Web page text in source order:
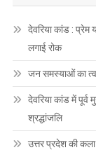
देवरिया कांड : प्रेम
लगाई रोक
जन समस्याओं का
देवरिया कांड में पूर्व
श्रद्धांजलि
उत्तर प्रदेश की